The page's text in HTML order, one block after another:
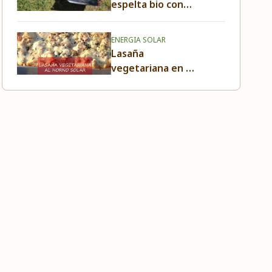
espelta bio con
masa madre en
ENERGIA SOLAR
Lasaña
vegetariana en el